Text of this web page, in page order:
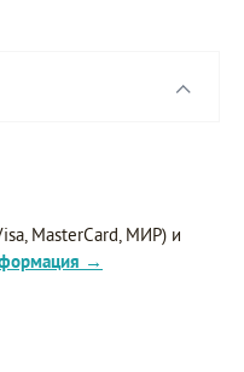
MasterCard, МИР) и
→